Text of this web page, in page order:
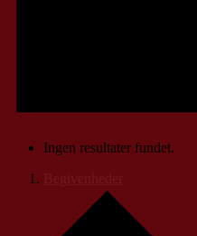
Ingen resultater fundet.